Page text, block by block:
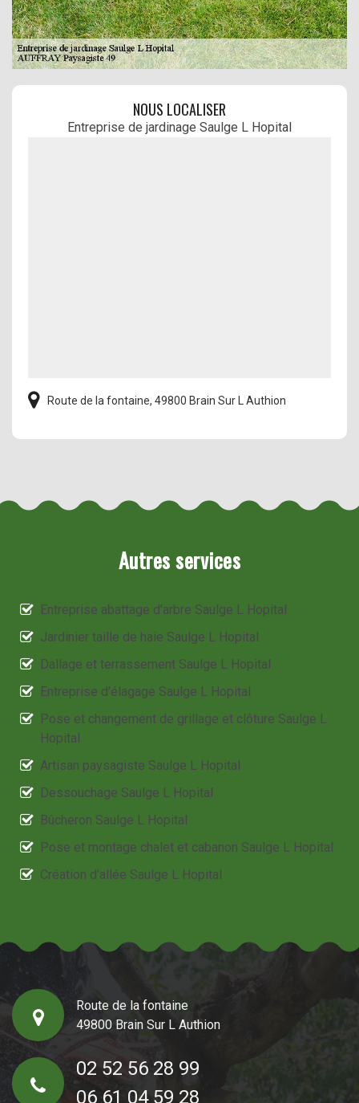
NOUS LOCALISER
Entreprise de jardinage Saulge L Hopital
Route de la fontaine, 49800 Brain Sur L Authion
Autres services
Entreprise abattage d'arbre Saulge L Hopital
Jardinier taille de haie Saulge L Hopital
Dallage et terrassement Saulge L Hopital
Entreprise d'élagage Saulge L Hopital
Pose et changement de grillage et clôture Saulge L
Hopital
Artisan paysagiste Saulge L Hopital
Dessouchage Saulge L Hopital
Bûcheron Saulge L Hopital
Pose et montage chalet et cabanon Saulge L Hopital
Création d'allée Saulge L Hopital
Route de la fontaine
49800 Brain Sur L Authion
02 52 56 28 99
06 61 04 59 28